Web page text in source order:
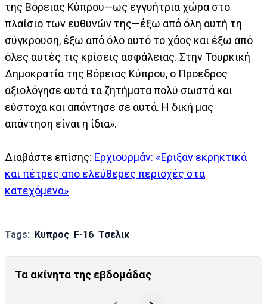
της Βόρειας Κύπρου—ως εγγυήτρια χώρα στο
πλαίσιο των ευθυνών της—έξω από όλη αυτή τη
σύγκρουση, έξω από όλο αυτό το χάος και έξω από
όλες αυτές τις κρίσεις ασφάλειας. Στην Τουρκική
Δημοκρατία της Βόρειας Κύπρου, ο Πρόεδρος
αξιολόγησε αυτά τα ζητήματα πολύ σωστά και
εύστοχα και απάντησε σε αυτά. Η δική μας
απάντηση είναι η ίδια».
Διαβάστε επίσης: Ερχιουρμάν: «Έριξαν εκρηκτικά
και πέτρες από ελεύθερες περιοχές στα
κατεχόμενα»
Tags: Κυπρος F-16 Τσελικ
Τα ακίνητα της εβδομάδας